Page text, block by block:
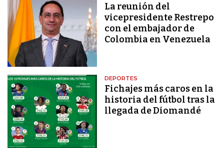
La reunión del
vicepresidente Restrepo
con el embajador de
Colombia en Venezuela
DEPORTES
Fichajes más caros en la
historia del fútbol tras la
llegada de Diomandé